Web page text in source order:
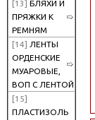
[13] БЛЯХИ И
ПРЯЖКИ К
РЕМНЯМ
[14] ЛЕНТЫ
ОРДЕНСКИЕ
МУАРОВЫЕ,
ВОП С ЛЕНТОЙ
[15]
ПЛАСТИЗОЛЬ